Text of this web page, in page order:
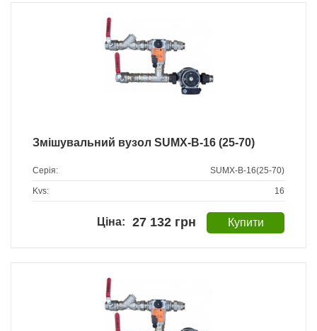
Змішувальний вузол SUMX-B-16 (25-70)
Серія: SUMX-B-16(25-70)
Kvs: 16
27 132 грн